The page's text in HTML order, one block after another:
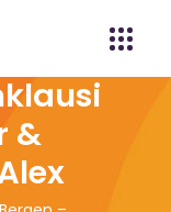
in
&